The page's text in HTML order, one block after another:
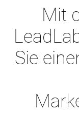
Mit
Sie